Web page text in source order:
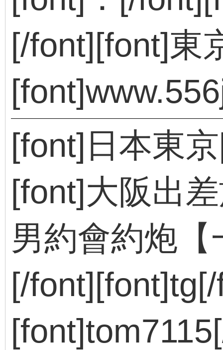
[/font][font]東
[font]日本東
[font]大阪出
男約會約炮
[/